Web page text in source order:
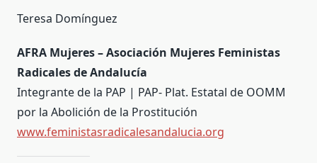
Teresa Domínguez
AFRA Mujeres – Asociación Mujeres Feministas
Radicales de Andalucía
Integrante de la PAP | PAP- Plat. Estatal de OOMM
por la Abolición de la Prostitución
www.feministasradicalesandalucia.org